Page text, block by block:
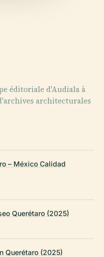
éditoriale d'Audiala à
architecturales
– México Calidad
Querétaro (2025)
Querétaro (2025)